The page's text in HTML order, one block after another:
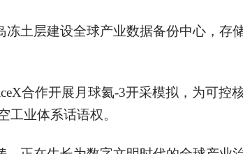
冻土层建设全球产业数据备份中心，存
合作开展月球氦-3开采模拟，为可控
工业体系话语权。